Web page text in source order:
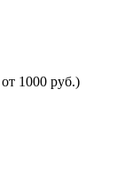
1000 руб.)